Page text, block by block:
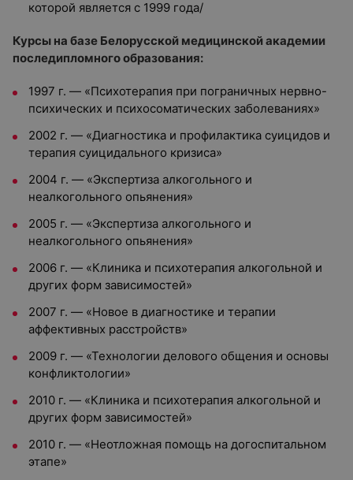
которой является с 1999 года/
Курсы на базе Белорусской медицинской академии
последипломного образования:
1997 г. — «Психотерапия при пограничных нервно-
психических и психосоматических заболеваниях»
2002 г. — «Диагностика и профилактика суицидов и
терапия суицидального кризиса»
2004 г. — «Экспертиза алкогольного и
неалкогольного опьянения»
2005 г. — «Экспертиза алкогольного и
неалкогольного опьянения»
2006 г. — «Клиника и психотерапия алкогольной и
других форм зависимостей»
2007 г. — «Новое в диагностике и терапии
аффективных расстройств»
2009 г. — «Технологии делового общения и основы
конфликтологии»
2010 г. — «Клиника и психотерапия алкогольной и
других форм зависимостей»
2010 г. — «Неотложная помощь на догоспитальном
этапе»